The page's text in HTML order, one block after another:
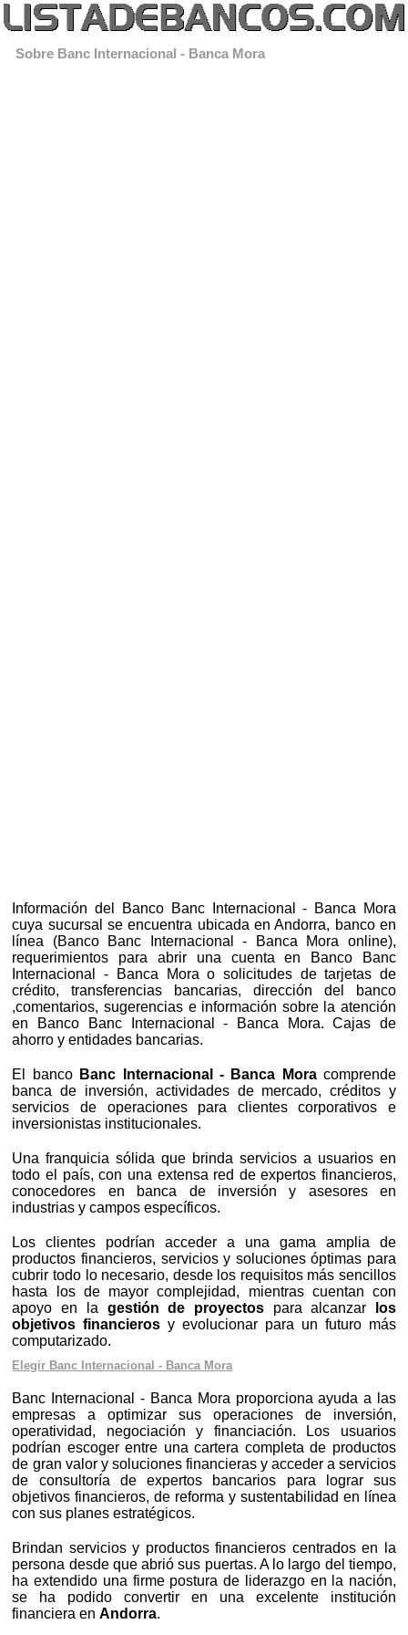
Sobre Banc Internacional - Banca Mora
Información del Banco Banc Internacional - Banca Mora
cuya sucursal se encuentra ubicada en Andorra, banco en
línea (Banco Banc Internacional - Banca Mora online),
requerimientos para abrir una cuenta en Banco Banc
Internacional - Banca Mora o solicitudes de tarjetas de
crédito, transferencias bancarias, dirección del banco
,comentarios, sugerencias e información sobre la atención
en Banco Banc Internacional - Banca Mora. Cajas de
ahorro y entidades bancarias.
El banco Banc Internacional - Banca Moracomprende
banca de inversión, actividades de mercado, créditos y
servicios de operaciones para clientes corporativos e
inversionistas institucionales.
Una franquicia sólida que brinda servicios a usuarios en
todo el país, con una extensa red de expertos financieros,
conocedores en banca de inversión y asesores en
industrias y campos específicos.
Los clientes podrían acceder a una gama amplia de
productos financieros, servicios y soluciones óptimas para
cubrir todo lo necesario, desde los requisitos más sencillos
hasta los de mayor complejidad, mientras cuentan con
apoyo en la gestión de proyectospara alcanzar
los
objetivos financieros y evolucionar para un futuro más
computarizado.
Elegir Banc Internacional - Banca Mora
Banc Internacional - Banca Mora proporciona ayuda a las
empresas a optimizar sus operaciones de inversión,
operatividad, negociación y financiación. Los usuarios
podrían escoger entre una cartera completa de productos
de gran valor y soluciones financieras y acceder a servicios
de consultoría de expertos bancarios para lograr sus
objetivos financieros, de reforma y sustentabilidad en línea
con sus planes estratégicos.
Brindan servicios y productos financieros centrados en la
persona desde que abrió sus puertas. A lo largo del tiempo,
ha extendido una firme postura de liderazgo en la nación,
se ha podido convertir en una excelente institución
financiera enAndorra.